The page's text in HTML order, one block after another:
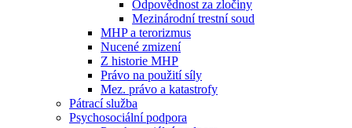
Odpovědnost za zločiny
Mezinárodní trestní soud
MHP a terorizmus
Nucené zmizení
Z historie MHP
Právo na použití síly
Mez. právo a katastrofy
Pátrací služba
Psychosociální podpora